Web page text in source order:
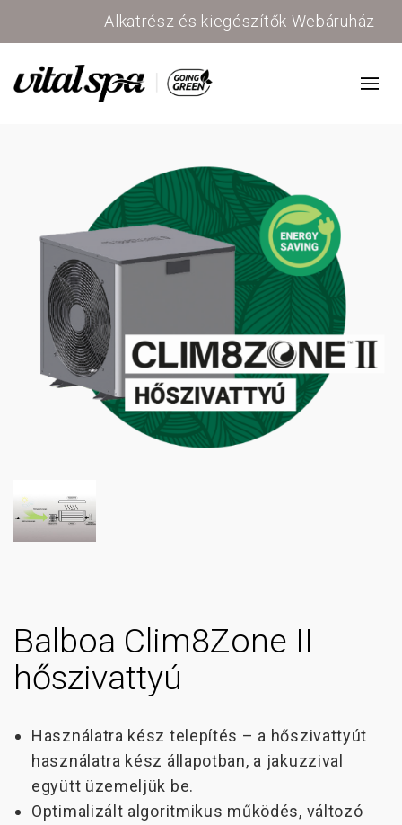
Alkatrész és kiegészítők Webáruház
Balboa Clim8Zone II
hőszivattyú
Használatra kész telepítés – a hőszivattyút
használatra kész állapotban, a jakuzzival
együtt üzemeljük be.
Optimalizált algoritmikus működés, változó